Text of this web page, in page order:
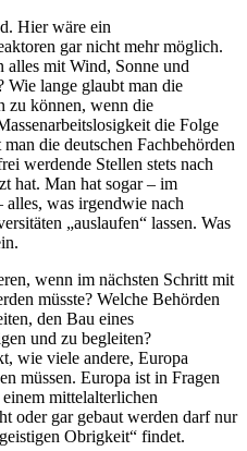
Hier wäre ein
gar nicht mehr möglich.
alles mit Wind, Sonne und
Wie lange glaubt man die
zu können, wenn die
die Folge
die deutschen Fachbehörden
werdende Stellen stets nach
hat. Man hat sogar – im
alles, was irgendwie nach
„auslaufen“ lassen. Was
wenn im nächsten Schritt mit
müsste? Welche Behörden
den Bau eines
und zu begleiten?
wie viele andere, Europa
müssen. Europa ist in Fragen
mittelalterlichen
oder gar gebaut werden darf nur
Obrigkeit“ findet.